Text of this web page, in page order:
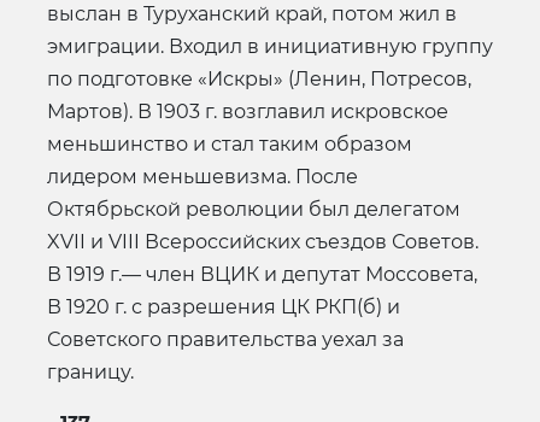
выслан в Туруханский край, потом жил в
эмиграции. Входил в инициативную группу
по подготовке «Искры» (Ленин, Потресов,
Мартов). В 1903 г. возглавил искровское
меньшинство и стал таким образом
лидером меньшевизма. После
Октябрьской революции был делегатом
XVII и VIII Всероссийских съездов Советов.
В 1919 г.— член ВЦИК и депутат Моссовета,
В 1920 г. с разрешения ЦК РКП(б) и
Советского правительства уехал за
границу.